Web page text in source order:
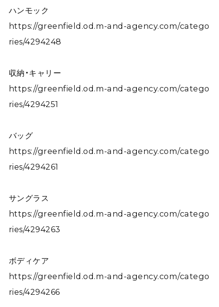
ハンモック
https://greenfield.od.m-and-agency.com/catego
ries/4294248
収納・キャリー
https://greenfield.od.m-and-agency.com/catego
ries/4294251
バッグ
https://greenfield.od.m-and-agency.com/catego
ries/4294261
サングラス
https://greenfield.od.m-and-agency.com/catego
ries/4294263
ボディケア
https://greenfield.od.m-and-agency.com/catego
ries/4294266